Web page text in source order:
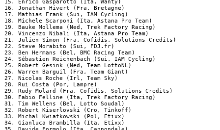
15. Enrico Gasparotto (Ita, Wanty)
16. Jonathan Hivert (Fra, Bretagne)
17. Mathias Frank (Sui, IAM Cycling)
18. Michele Scarponi (Ita, Astana Pro Team)
19. Bauke Mollema (Ned, Trek Factory Racing)
20. Vincenzo Nibali (Ita, Astana Pro Team)
21. Julien Simon (Fra, Cofidis, Solutions Credits)
22. Steve Morabito (Sui, FDJ.fr)
23. Ben Hermans (Bel, BMC Racing Team)
24. Sébastien Reichenbach (Sui, IAM Cycling)
25. Robert Gesink (Ned, Team LottoNL)
26. Warren Barguil (Fra, Team Giant)
27. Nicolas Roche (Irl, Team Sky)
28. Rui Costa (Por, Lampre)
29. Rudy Molard (Fra, Cofidis, Solutions Credits)
30. Fabio Felline (Ita, Trek Factory Racing)
31. Tim Wellens (Bel, Lotto Soudal)
32. Robert Kiserlovski (Cro, Tinkoff)
33. Michal Kwiatkowski (Pol, Etixx)
34. Gianluca Brambilla (Ita, Etixx)